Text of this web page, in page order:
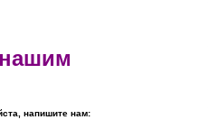
напишите нам: